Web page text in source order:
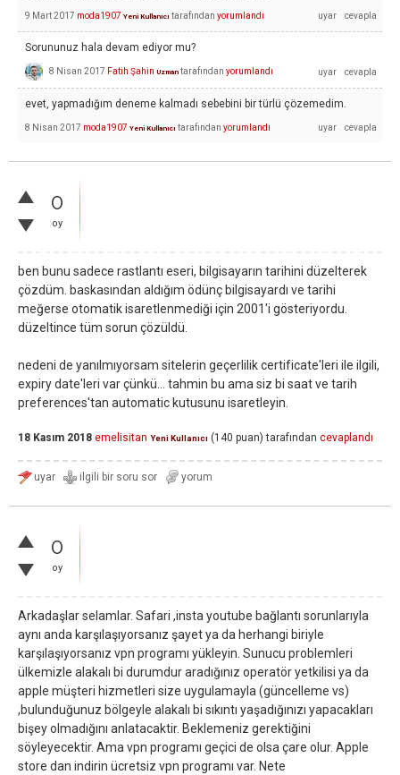
9 Mart 2017 moda1907 Yeni Kullanıcı tarafından yorumlandı
Sorununuz hala devam ediyor mu?
8 Nisan 2017 Fatih Şahin Uzman tarafından yorumlandı
evet, yapmadığım deneme kalmadı sebebini bir türlü çözemedim.
8 Nisan 2017 moda1907 Yeni Kullanıcı tarafından yorumlandı
0
oy
ben bunu sadece rastlantı eseri, bilgisayarın tarihini düzelterek
çözdüm. baskasından aldığım ödünç bilgisayardı ve tarihi
meğerse otomatik isaretlenmediği için 2001'i gösteriyordu.
düzeltince tüm sorun çözüldü.
nedeni de yanılmıyorsam sitelerin geçerlilik certificate'leri ile ilgili,
expiry date'leri var çünkü... tahmin bu ama siz bi saat ve tarih
preferences'tan automatic kutusunu isaretleyin.
18 Kasım 2018 emelisitan Yeni Kullanıcı (140 puan) tarafından cevaplandı
0
oy
Arkadaşlar selamlar. Safari ,insta youtube bağlantı sorunlarıyla
aynı anda karşılaşıyorsanız şayet ya da herhangi biriyle
karşılaşıyorsanız vpn programı yükleyin. Sunucu problemleri
ülkemizle alakalı bi durumdur aradığınız operatör yetkilisi ya da
apple müşteri hizmetleri size uygulamayla (güncelleme vs)
,bulunduğunuz bölgeyle alakalı bi sıkıntı yaşadığınızı yapacakları
bişey olmadığını anlatacaktir. Beklemeniz gerektiğini
söyleyecektir. Ama vpn programı geçici de olsa çare olur. Apple
store dan indirin ücretsiz vpn programı var. Nete